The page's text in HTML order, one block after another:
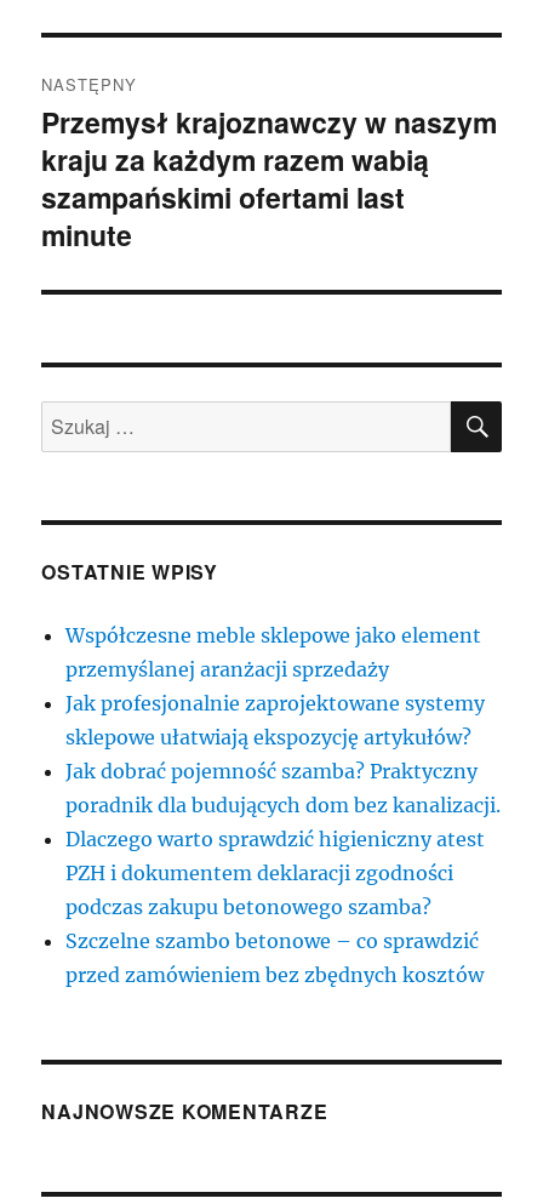
NASTĘPNY
Następny
wpis:
Przemysł krajoznawczy w naszym
kraju za każdym razem wabią
szampańskimi ofertami last
minute
Szukaj:
OSTATNIE WPISY
Współczesne meble sklepowe jako element
przemyślanej aranżacji sprzedaży
Jak profesjonalnie zaprojektowane systemy
sklepowe ułatwiają ekspozycję artykułów?
Jak dobrać pojemność szamba? Praktyczny
poradnik dla budujących dom bez kanalizacji.
Dlaczego warto sprawdzić higieniczny atest
PZH i dokumentem deklaracji zgodności
podczas zakupu betonowego szamba?
Szczelne szambo betonowe – co sprawdzić
przed zamówieniem bez zbędnych kosztów
NAJNOWSZE KOMENTARZE